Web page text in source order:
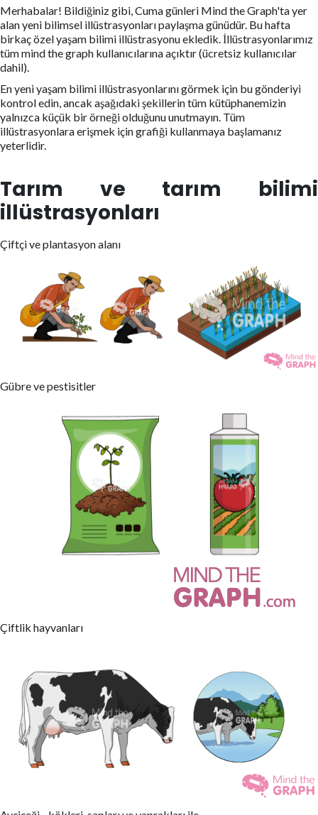
Merhabalar! Bildiğiniz gibi, Cuma günleri Mind the Graph'ta yer
alan yeni bilimsel illüstrasyonları paylaşma günüdür. Bu hafta
birkaç özel yaşam bilimi illüstrasyonu ekledik. İllüstrasyonlarımız
tüm mind the graph kullanıcılarına açıktır (ücretsiz kullanıcılar
dahil).
En yeni yaşam bilimi illüstrasyonlarını görmek için bu gönderiyi
kontrol edin, ancak aşağıdaki şekillerin tüm kütüphanemizin
yalnızca küçük bir örneği olduğunu unutmayın. Tüm
illüstrasyonlara erişmek için grafiği kullanmaya başlamanız
yeterlidir.
Tarım ve tarım bilimi
illüstrasyonları
Çiftçi ve plantasyon alanı
Gübre ve pestisitler
Çiftlik hayvanları